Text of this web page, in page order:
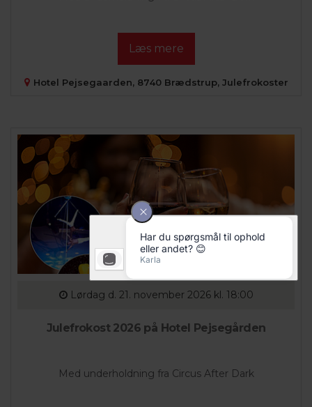
Læs mere
Hotel Pejsegaarden, 8740 Brædstrup, Julefrokoster
Lørdag d. 21. november 2026 kl. 18:00
Julefrokost 2026 på Hotel Pejsegården
Med underholdning fra Circus After Dark